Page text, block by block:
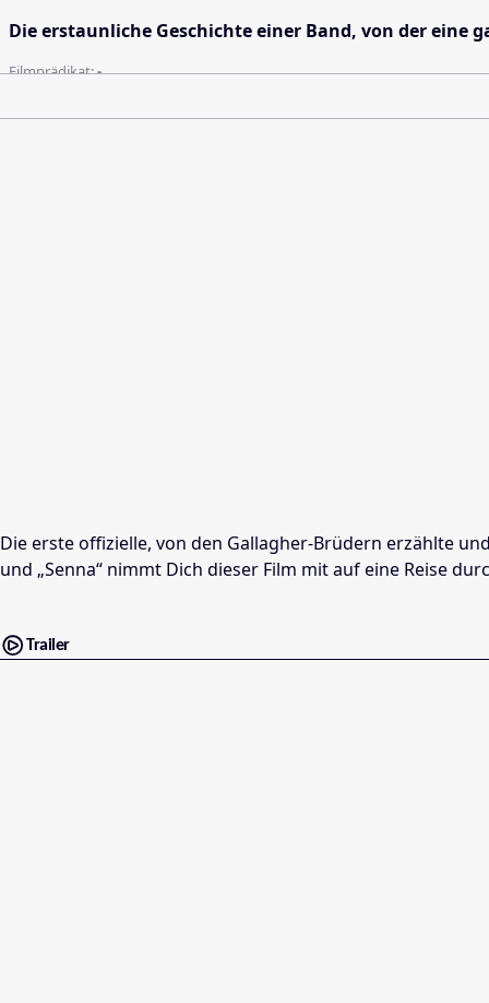
Die erstaunliche Geschichte einer Band, von der eine
Filmprädikat:-
Die erste offizielle, von den Gallagher-Brüdern erzählte
und „Senna“ nimmt Dich dieser Film mit auf eine Reise
Trailer